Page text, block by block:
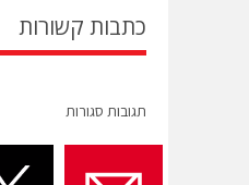
כתבות קשורות
תגובות סגורות